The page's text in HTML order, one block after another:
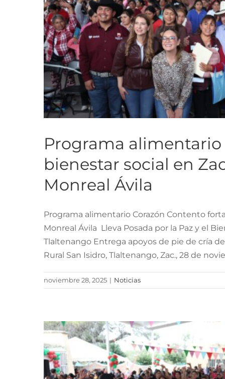
Programa
bienestar social en
Monreal Ávila
Programa alimentario Corazón Contento
Monreal Ávila Lleva Posada por la Paz y el
Tlaltenango Entrega apoyos de pie de cría
Rural San Isidro, Tlaltenango, Zac., 28 de
noviembre 28, 2025 | Noticias
Programa
bienestar social en